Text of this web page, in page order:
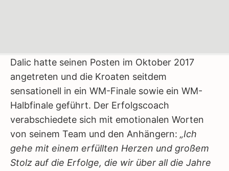
Dalic hatte seinen Posten im Oktober 2017
angetreten und die Kroaten seitdem
sensationell in ein WM-Finale sowie ein WM-
Halbfinale geführt. Der Erfolgscoach
verabschiedete sich mit emotionalen Worten
von seinem Team und den Anhängern: „Ich
gehe mit einem erfüllten Herzen und großem
Stolz auf die Erfolge, die wir über all die Jahre